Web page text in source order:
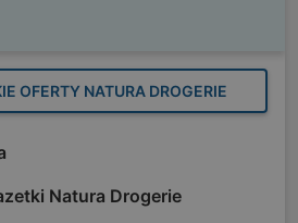
OFERTY NATURA DROGERIE
Natura Drogerie